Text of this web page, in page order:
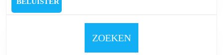
BELUISTER
ZOEKEN